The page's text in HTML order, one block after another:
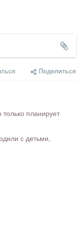
Поделиться
планирует
с детьми,